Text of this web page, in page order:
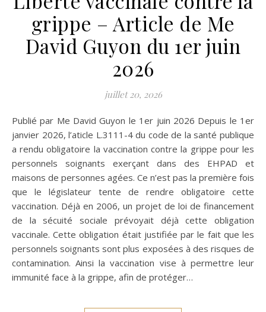
grippe – Article de Me
David Guyon du 1er juin
2026
juillet 20, 2026
Publié par Me David Guyon le 1er juin 2026 Depuis le 1er
janvier 2026, l’aticle L.3111-4 du code de la santé publique
a rendu obligatoire la vaccination contre la grippe pour les
personnels soignants exerçant dans des EHPAD et
maisons de personnes agées. Ce n’est pas la première fois
que le législateur tente de rendre obligatoire cette
vaccination. Déjà en 2006, un projet de loi de financement
de la sécuité sociale prévoyait déjà cette obligation
vaccinale. Cette obligation était justifiée par le fait que les
personnels soignants sont plus exposées à des risques de
contamination. Ainsi la vaccination vise à permettre leur
immunité face à la grippe, afin de protéger…